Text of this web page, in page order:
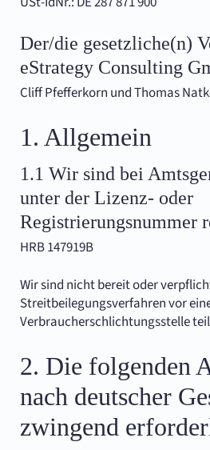
Der/die gesetzliche(n)
eStrategy Consulting
Cliff Pfefferkorn und Thomas
1. Allgemein
1.1 Wir sind bei
unter der Lizenz- oder
Registrierungsnummer
HRB 147919B
Wir sind nicht bereit oder
Streitbeilegungsverfahren vor
Verbraucherschlichtungsstelle
2. Die folgenden
nach deutscher
zwingend